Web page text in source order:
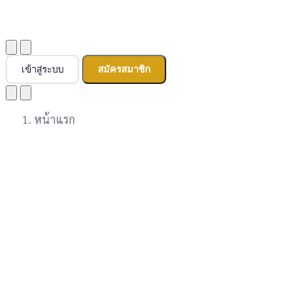
เข้าสู่ระบบ สมัครสมาชิก
หน้าแรก